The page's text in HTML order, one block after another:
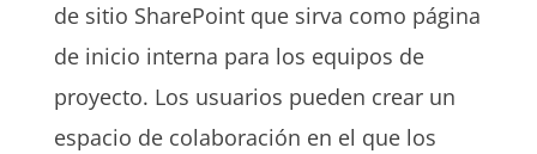
de sitio SharePoint que sirva como página
de inicio interna para los equipos de
proyecto. Los usuarios pueden crear un
espacio de colaboración en el que los